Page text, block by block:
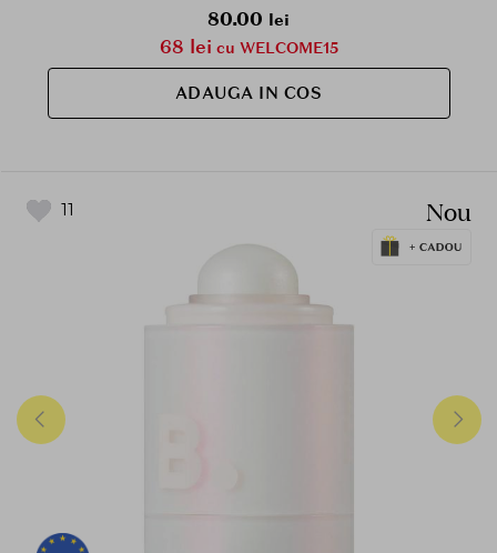
80.00 lei
68 lei cu WELCOME15
ADAUGA IN COS
11 Nou